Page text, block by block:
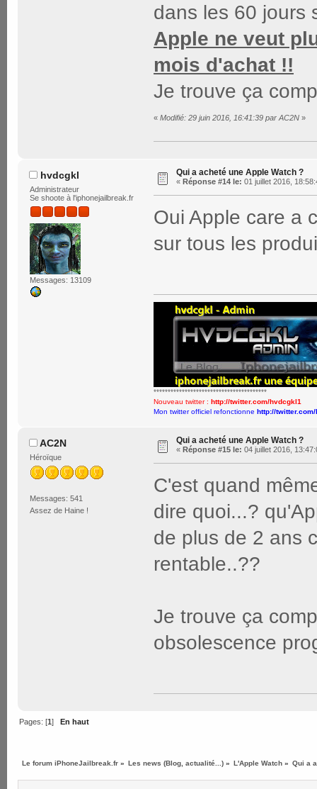
dans les 60 jours
Apple ne veut
mois d'achat !!
Je trouve ça
« Modifié: 29 juin 2016, 16:41:39 par AC2N »
hvdcgkl
Administrateur
Se shoote à l'iphonejailbreak.fr
Messages: 13109
Qui a acheté une Apple Watch ?
« Réponse #14 le: 01 juillet 2016,
Oui Apple care a
sur tous les
****************************************
Nouveau twitter : http://twitter.com/hvdcgkl1
Mon twitter officiel refonctionne http://
AC2N
Héroïque
Messages: 541
Assez de Haine !
Qui a acheté une Apple Watch ?
« Réponse #15 le: 04 juillet 2016,
C'est quand
dire quoi...?
de plus de 2 ans
rentable..??
Je trouve ça
obsolescence
Pages: [1] En haut
Le forum iPhoneJailbreak.fr » Les news (Blog, actualité...) » L'Apple Watch » Qui a